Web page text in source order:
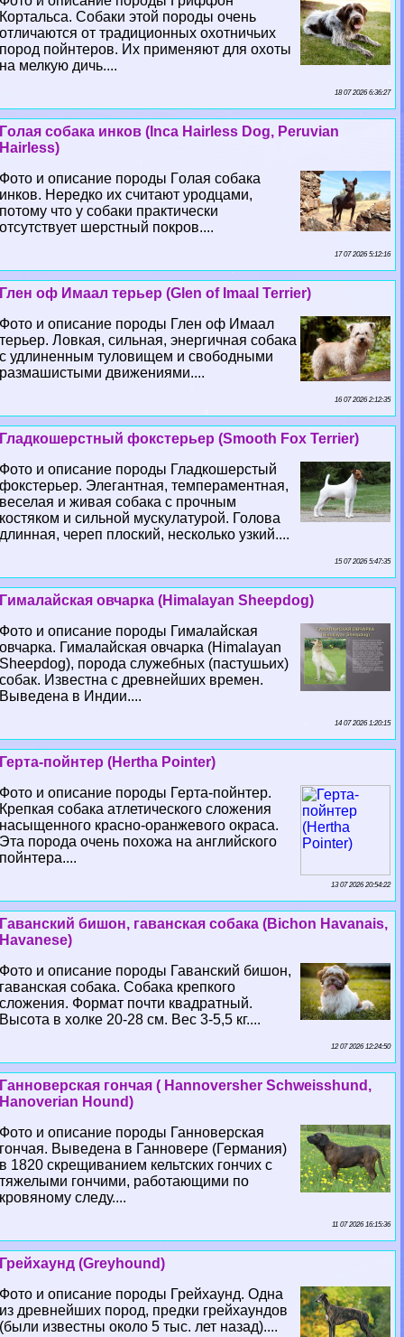
Кортальса. Собаки этой породы очень
отличаются от традиционных охотничьих
пород пойнтеров. Их применяют для охоты
на мелкую дичь....
18 07 2026 6:36:27
Гoлая собака инков (Inca Hairless Dog, Peruvian
Hairless)
Фото и описание породы Гoлая собака
инков. Нередко их считают уpoдцами,
потому что у собаки пpaктически
отсутствует шерстный покров....
17 07 2026 5:12:16
Глен оф Имаал терьер (Glen of Imaal Terrier)
Фото и описание породы Глен оф Имаал
терьер. Ловкая, сильная, энергичная собака
с удлиненным туловищем и свободными
размашистыми движениями....
16 07 2026 2:12:35
Гладкошерстный фокстерьер (Smooth Fox Terrier)
Фото и описание породы Гладкошерстый
фокстерьер. Элегантная, темпераментная,
веселая и живая собака с прочным
костяком и сильной мускулатурой. Голова
длинная, череп плоский, несколько узкий....
15 07 2026 5:47:35
Гималайская овчарка (Himalayan Sheepdog)
Фото и описание породы Гималайская
овчарка. Гималайская овчарка (Himalayan
Sheepdog), порода служебных (пастушьих)
собак. Известна с древнейших времен.
Выведена в Индии....
14 07 2026 1:20:15
Герта-пойнтер (Hertha Pointer)
Фото и описание породы Герта-пойнтер.
Крепкая собака атлетического сложения
насыщенного красно-оранжевого окраса.
Эта порода очень похожа на английского
пойнтера....
13 07 2026 20:54:22
Гаванский бишон, гаванская собака (Bichon Havanais,
Havanese)
Фото и описание породы Гаванский бишон,
гаванская собака. Собака крепкого
сложения. Формат почти квадратный.
Высота в холке 20-28 см. Вес 3-5,5 кг....
12 07 2026 12:24:50
Ганноверская гончая ( Hannoversher Schweisshund,
Hanoverian Hound)
Фото и описание породы Ганноверская
гончая. Выведена в Ганновере (Германия)
в 1820 скрещиванием кельтских гончих с
тяжелыми гончими, работающими по
кровяному следу....
11 07 2026 16:15:36
Грейхаунд (Greyhound)
Фото и описание породы Грейхаунд. Одна
из древнейших пород, предки грейхаундов
(были известны около 5 тыс. лет назад)....